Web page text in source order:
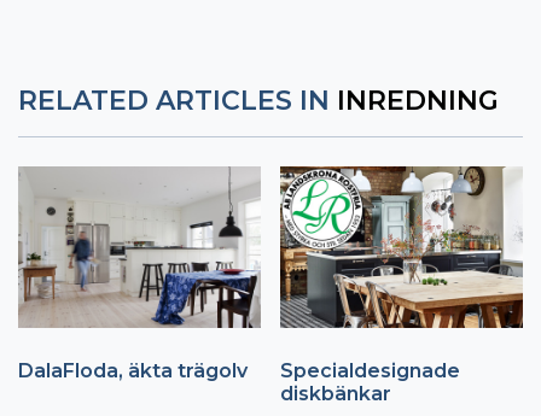
RELATED ARTICLES IN INREDNING
DalaFloda, äkta trägolv
Specialdesignade
diskbänkar